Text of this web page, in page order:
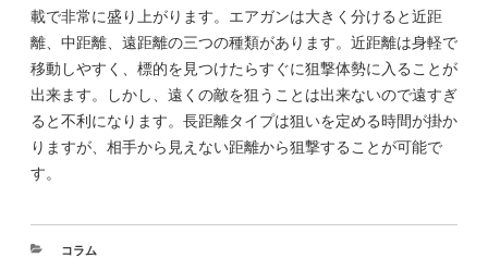
載で非常に盛り上がります。エアガンは大きく分けると近距
離、中距離、遠距離の三つの種類があります。近距離は身軽で
移動しやすく、標的を見つけたらすぐに狙撃体勢に入ることが
出来ます。しかし、遠くの敵を狙うことは出来ないので遠すぎ
ると不利になります。長距離タイプは狙いを定める時間が掛か
りますが、相手から見えない距離から狙撃することが可能で
す。
コラム